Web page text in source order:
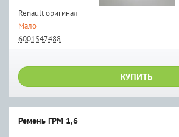
Renault оригинал
Мало
6001547488
КУПИТЬ
Ремень ГРМ 1,6